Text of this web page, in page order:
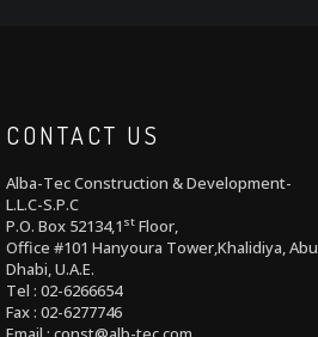
CONTACT US
Alba-Tec Construction & Development-
L.L.C-S.P.C
P.O. Box 52134,1 st Floor,
Office #101 Hanyoura Tower,Khalidiya, Abu
Dhabi, U.A.E.
Tel : 02-6266654
Fax : 02-6277746